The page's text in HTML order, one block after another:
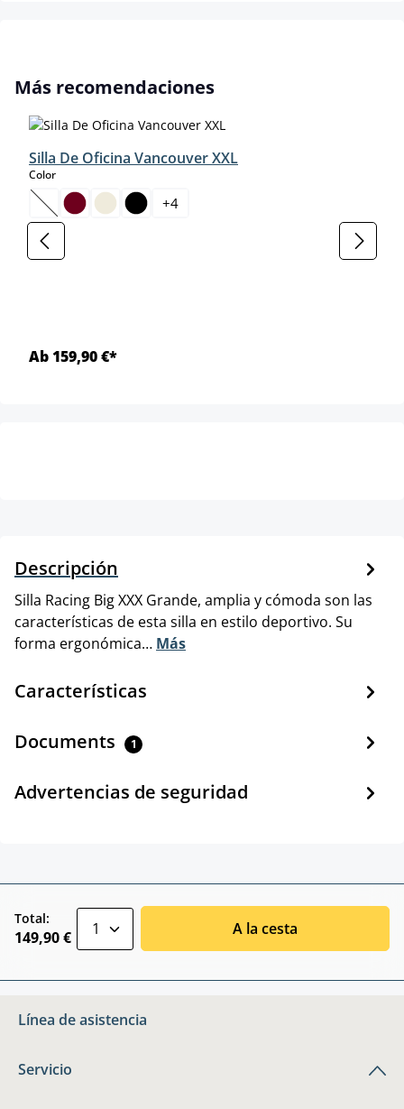
Omitir la galería de productos
Más recomendaciones
Silla De Oficina Vancouver XXL
Colorselect
(Esta opción no está disponible en este momento.)
+4
Ab 159,90 €*
Descripción
Silla Racing Big XXX Grande, amplia y cómoda son las
características de esta silla en estilo deportivo. Su
forma ergonómica… Más
Características
Documents 1
Advertencias de seguridad
Total:
149,90 € A la cesta
Línea de asistencia
Servicio